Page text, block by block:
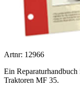
Artnr: 12966
Ein
Traktoren MF 35.